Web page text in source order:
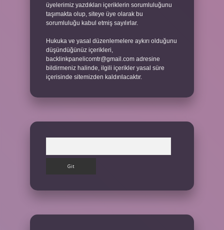
üyelerimiz yazdıkları içeriklerin sorumluluğunu
taşımakta olup, siteye üye olarak bu
sorumluluğu kabul etmiş sayılırlar.
Hukuka ve yasal düzenlemelere aykırı olduğunu
düşündüğünüz içerikleri,
backlinkpanelicomtr@gmail.com adresine
bildirmeniz halinde, ilgili içerikler yasal süre
içerisinde sitemizden kaldırılacaktır.